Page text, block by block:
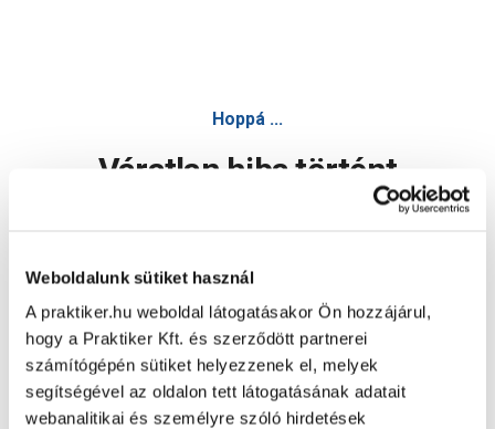
Weboldalunk sütiket használ
A praktiker.hu weboldal látogatásakor Ön hozzájárul,
hogy a Praktiker Kft. és szerződött partnerei
számítógépén sütiket helyezzenek el, melyek
segítségével az oldalon tett látogatásának adatait
webanalitikai és személyre szóló hirdetések
Hoppá ...
Váratlan hiba történt
Oldal újratöltése